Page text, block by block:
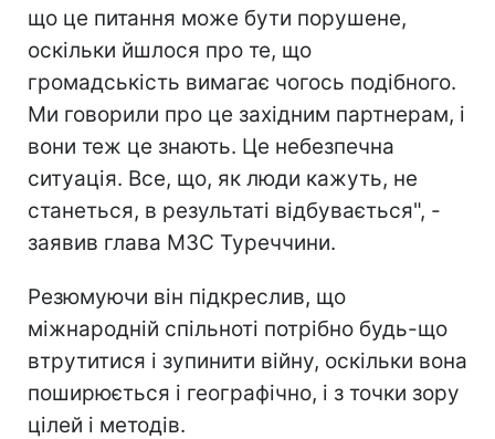
що це питання може бути порушене,
оскільки йшлося про те, що
громадськість вимагає чогось подібного.
Ми говорили про це західним партнерам, і
вони теж це знають. Це небезпечна
ситуація. Все, що, як люди кажуть, не
станеться, в результаті відбувається", -
заявив глава МЗС Туреччини.
Резюмуючи він підкреслив, що
міжнародній спільноті потрібно будь-що
втрутитися і зупинити війну, оскільки вона
поширюється і географічно, і з точки зору
цілей і методів.